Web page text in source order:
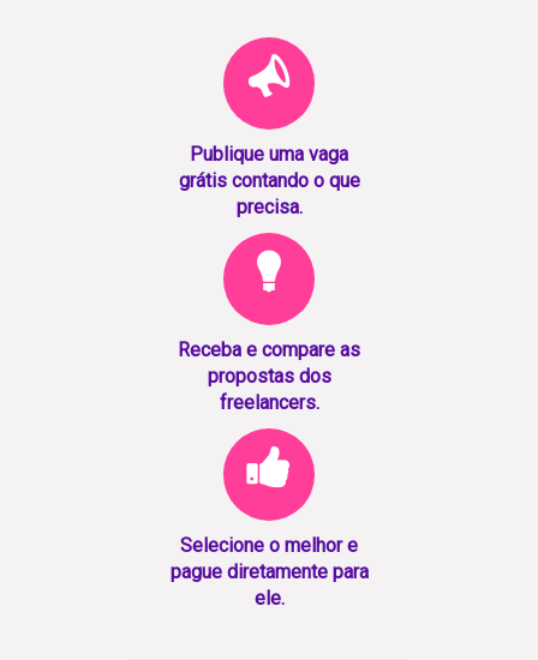
Publique uma vaga
grátis contando o que
precisa.
Receba e compare as
propostas dos
freelancers.
Selecione o melhor e
pague diretamente para
ele.